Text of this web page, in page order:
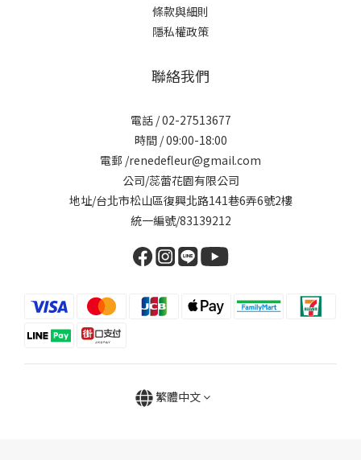
條款與細則
隱私權政策
聯絡我們
電話 / 02-27513677
時間 / 09:00-18:00
電郵 /renedefleur@gmail.com
公司/蕊蕾花園有限公司
地址/台北市松山區復興北路141巷6弄6號2樓
統一編號/83139212
繁體中文